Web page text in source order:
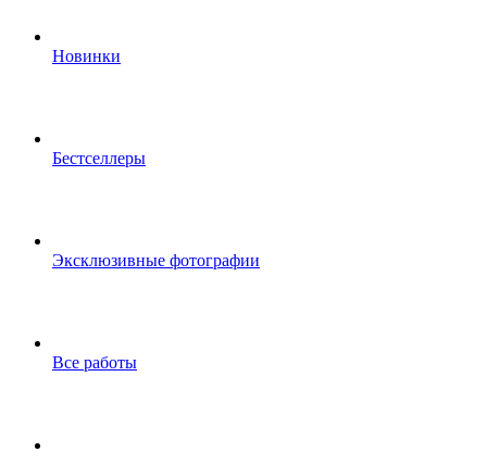
Новинки
Бестселлеры
Эксклюзивные фотографии
Все работы